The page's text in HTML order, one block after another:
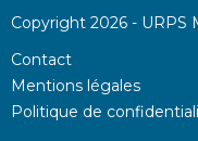
Copyright 2026 - URPS
Contact
Mentions légales
Politique de